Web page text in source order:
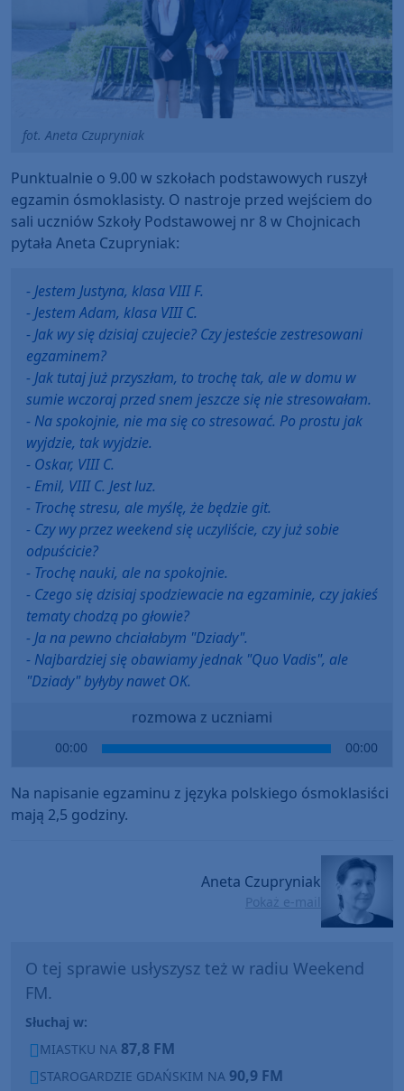
fot. Aneta Czupryniak
Punktualnie o 9.00 w szkołach podstawowych ruszył
egzamin ósmoklasisty. O nastroje przed wejściem do
sali uczniów Szkoły Podstawowej nr 8 w Chojnicach
pytała Aneta Czupryniak:
- Jestem Justyna, klasa VIII F.
- Jestem Adam, klasa VIII C.
- Jak wy się dzisiaj czujecie? Czy jesteście zestresowani
egzaminem?
- Jak tutaj już przyszłam, to trochę tak, ale w domu w
sumie wczoraj przed snem jeszcze się nie stresowałam.
- Na spokojnie, nie ma się co stresować. Po prostu jak
wyjdzie, tak wyjdzie.
- Oskar, VIII C.
- Emil, VIII C. Jest luz.
- Trochę stresu, ale myślę, że będzie git.
- Czy wy przez weekend się uczyliście, czy już sobie
odpuścicie?
- Trochę nauki, ale na spokojnie.
- Czego się dzisiaj spodziewacie na egzaminie, czy jakieś
tematy chodzą po głowie?
- Ja na pewno chciałabym "Dziady".
- Najbardziej się obawiamy jednak "Quo Vadis", ale
"Dziady" byłyby nawet OK.
rozmowa z uczniami
00:00 00:00
Na napisanie egzaminu z języka polskiego ósmoklasiści
mają 2,5 godziny.
Aneta Czupryniak
Pokaż e-mail
O tej sprawie usłyszysz też w radiu Weekend
FM.
Słuchaj w:
MIASTKU NA 87,8 FM
STAROGARDZIE GDAŃSKIM NA 90,9 FM